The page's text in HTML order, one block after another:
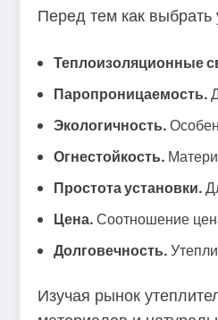
Перед тем как выбрать
Теплоизоляционные
Паропроницаемость.
Экологичность.
Огнестойкость.
Простота установки.
Цена.Соотношение
Долговечность.
Изучая рынок